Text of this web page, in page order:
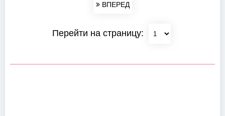
ВПЕРЕД
Перейти на страницу: